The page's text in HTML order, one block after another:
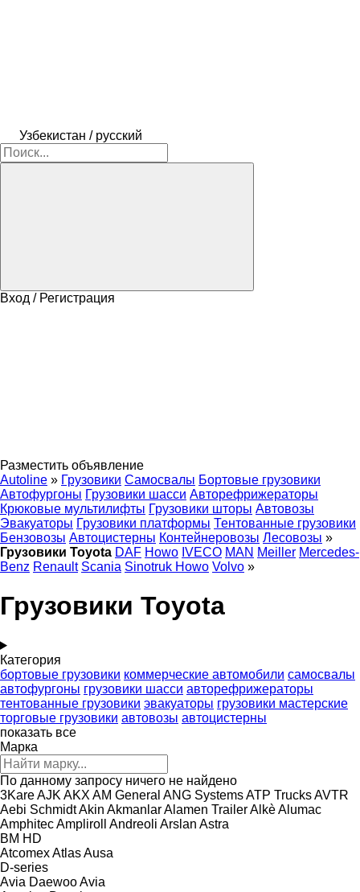
Узбекистан / русский
Вход / Регистрация
Разместить объявление
Autoline » Грузовики Самосвалы Бортовые грузовики
Автофургоны Грузовики шасси Авторефрижераторы
Крюковые мультилифты Грузовики шторы Автовозы
Эвакуаторы Грузовики платформы Тентованные грузовики
Бензовозы Автоцистерны Контейнеровозы Лесовозы »
Грузовики Toyota DAF Howo IVECO MAN Meiller Mercedes-
Benz Renault Scania Sinotruk Howo Volvo »
Грузовики Toyota
Категория
бортовые грузовики коммерческие автомобили самосвалы
автофургоны грузовики шасси авторефрижераторы
тентованные грузовики эвакуаторы грузовики мастерские
торговые грузовики автовозы автоцистерны
показать все
Марка
По данному запросу ничего не найдено
3KareAJK AKX AM General ANG SystemsATP TrucksAVTR
Aebi SchmidtAkin AkmanlarAlamen TrailerAlkèAlumac
AmphitecAmpliroll Andreoli Arslan Astra
BM HD
AtcomexAtlasAusa
D-series
Avia DaewooAvia